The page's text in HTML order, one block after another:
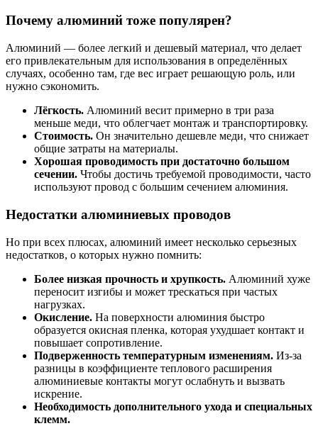
Почему алюминий тоже популярен?
Алюминий — более легкий и дешевый материал, что делает
его привлекательным для использования в определённых
случаях, особенно там, где вес играет решающую роль, или
нужно сэкономить.
Лёгкость. Алюминий весит примерно в три раза
меньше меди, что облегчает монтаж и транспортировку.
Стоимость. Он значительно дешевле меди, что снижает
общие затраты на материалы.
Хорошая проводимость при достаточно большом
сечении. Чтобы достичь требуемой проводимости, часто
используют провод с большим сечением алюминия.
Недостатки алюминиевых проводов
Но при всех плюсах, алюминий имеет несколько серьезных
недостатков, о которых нужно помнить:
Более низкая прочность и хрупкость. Алюминий хуже
переносит изгибы и может трескаться при частых
нагрузках.
Окисление. На поверхности алюминия быстро
образуется окисная пленка, которая ухудшает контакт и
повышает сопротивление.
Подверженность температурным изменениям. Из-за
разницы в коэффициенте теплового расширения
алюминиевые контакты могут ослабнуть и вызвать
искрение.
Необходимость дополнительного ухода и специальных
клемм.